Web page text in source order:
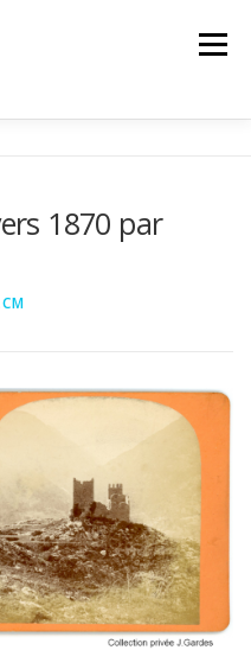
Menu
1870 par